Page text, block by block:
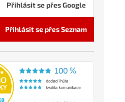
Přihlásit se přes Google
Přihlásit se přes Seznam